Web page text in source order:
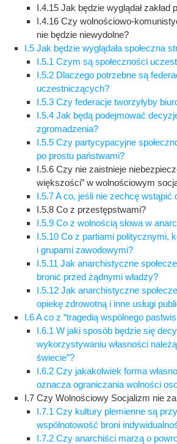
I.4.15 Jak będzie wyglądał zakład
I.4.16 Czy wolnościowo-
nie będzie niewydolne?
I.5 Jak będzie wyglądała społeczna
I.5.1 Czym są społeczności
I.5.2 Dlaczego potrzebne są
uczestniczących?
I.5.3 Czy federacje tworzyłyby
I.5.4 Jak będą podejmować
zgromadzenia?
I.5.5 Czy partycypacyjne
po prostu państwami?
I.5.6 Czy nie zaistnieje
większości” w wolnościowym
I.5.7 A co, jeśli nie zechcę wstąpić
I.5.8 Co z przestępstwami?
I.5.9 Co z wolnością słowa w
I.5.10 Co z partiami politycznymi,
i grupami zawodowymi?
I.5.11 Jak anarchistyczne
bronić przed żądnymi władzy?
I.5.12 Jak anarchistyczne
opiekę zdrowotną i inne usługi
I.6 A co z “tragedią wspólnego
I.6.1 W jaki sposób będzie się
wykorzystywaniu własności
świecie”?
I.6.2 Czy jakakolwiek forma
oznacza ograniczania wolności
I.7 Czy Wolnościowy Socjalizm nie
I.7.1 Czy kultury plemienne są
wspólnotowość broni
I.7.2 Czy anarchiści marzą o